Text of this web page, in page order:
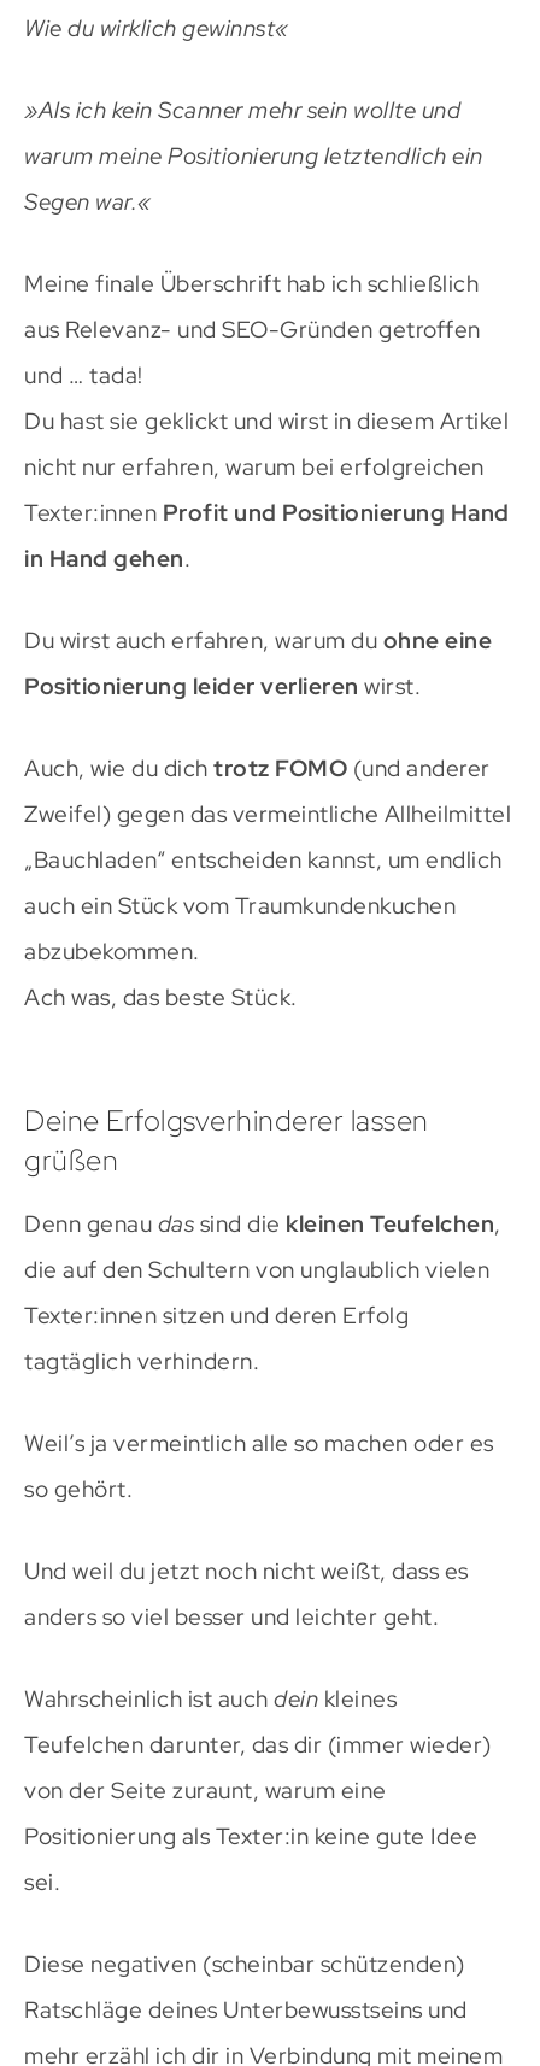
Wie du wirklich gewinnst«
»Als ich kein Scanner mehr sein wollte und
warum meine Positionierung letztendlich ein
Segen war.«
Meine finale Überschrift hab ich schließlich
aus Relevanz- und SEO-Gründen getroffen
und … tada!
Du hast sie geklickt und wirst in diesem Artikel
nicht nur erfahren, warum bei erfolgreichen
Texter:innen Profit und Positionierung Hand
in Hand gehen.
Du wirst auch erfahren, warum du ohne eine
Positionierung leider verlieren wirst.
Auch, wie du dich trotz FOMO (und anderer
Zweifel) gegen das vermeintliche Allheilmittel
„Bauchladen“ entscheiden kannst, um endlich
auch ein Stück vom Traumkundenkuchen
abzubekommen.
Ach was, das beste Stück.
Deine Erfolgsverhinderer lassen
grüßen
Denn genau das sind die kleinen Teufelchen,
die auf den Schultern von unglaublich vielen
Texter:innen sitzen und deren Erfolg
tagtäglich verhindern.
Weil’s ja vermeintlich alle so machen oder es
so gehört.
Und weil du jetzt noch nicht weißt, dass es
anders so viel besser und leichter geht.
Wahrscheinlich ist auch dein kleines
Teufelchen darunter, das dir (immer wieder)
von der Seite zuraunt, warum eine
Positionierung als Texter:in keine gute Idee
sei.
Diese negativen (scheinbar schützenden)
Ratschläge deines Unterbewusstseins und
mehr erzähl ich dir in Verbindung mit meinem